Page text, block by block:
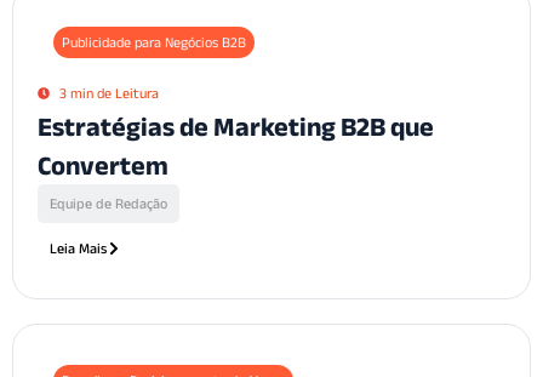
Publicidade para Negócios B2B
3 min de Leitura
Estratégias de Marketing B2B que
Convertem
Equipe de Redação
Leia Mais